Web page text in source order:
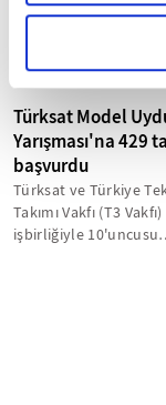
gerçekleştirilen
detaylı bilgi
Türksat Model
Yarışması'na 429
başvurdu
Türksat ve Türkiye
Takımı Vakfı (T3 Vakfı)
işbirliğiyle 10'uncusu